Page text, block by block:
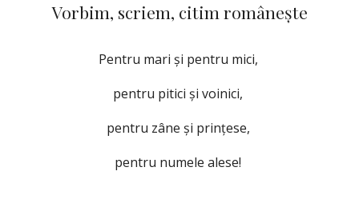
Vorbim, scriem, citim românește
Pentru mari și pentru mici,
pentru pitici și voinici,
pentru zâne și prințese,
pentru numele alese!